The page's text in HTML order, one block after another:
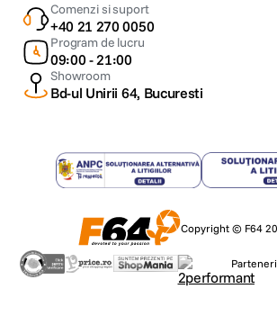
Comenzi si suport
+40 21 270 0050
Program de lucru
09:00 - 21:00
Showroom
Bd-ul Unirii 64, Bucuresti
Copyright © F64